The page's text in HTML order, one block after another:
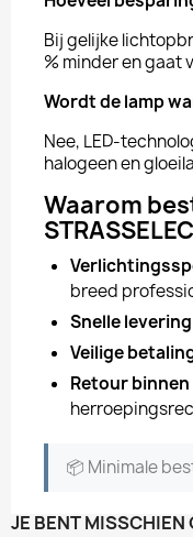
Bij gelijke
% minder en gaat
Wordt de lamp
Nee, LED-
halogeen en
Waarom
breed
Snelle levering
Veilige
Retour binnen
📦 Minimale
JE BENT MISSCHIEN